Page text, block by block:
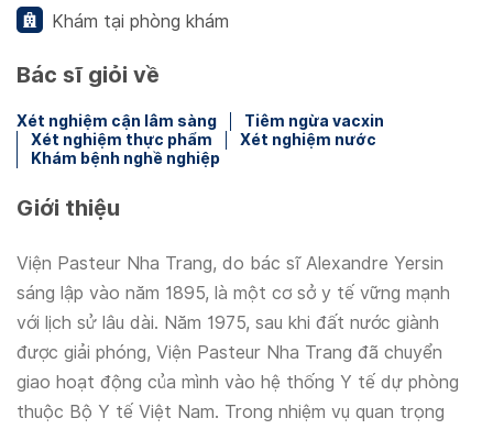
Khám tại phòng khám
Bác sĩ giỏi về
Xét nghiệm cận lâm sàng
Tiêm ngừa vacxin
Xét nghiệm thực phẩm
Xét nghiệm nước
Khám bệnh nghề nghiệp
Giới thiệu
Viện Pasteur Nha Trang, do bác sĩ Alexandre Yersin
sáng lập vào năm 1895, là một cơ sở y tế vững mạnh
với lịch sử lâu dài. Năm 1975, sau khi đất nước giành
được giải phóng, Viện Pasteur Nha Trang đã chuyển
giao hoạt động của mình vào hệ thống Y tế dự phòng
thuộc Bộ Y tế Việt Nam. Trong nhiệm vụ quan trọng